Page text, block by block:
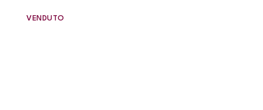
VENDUTO